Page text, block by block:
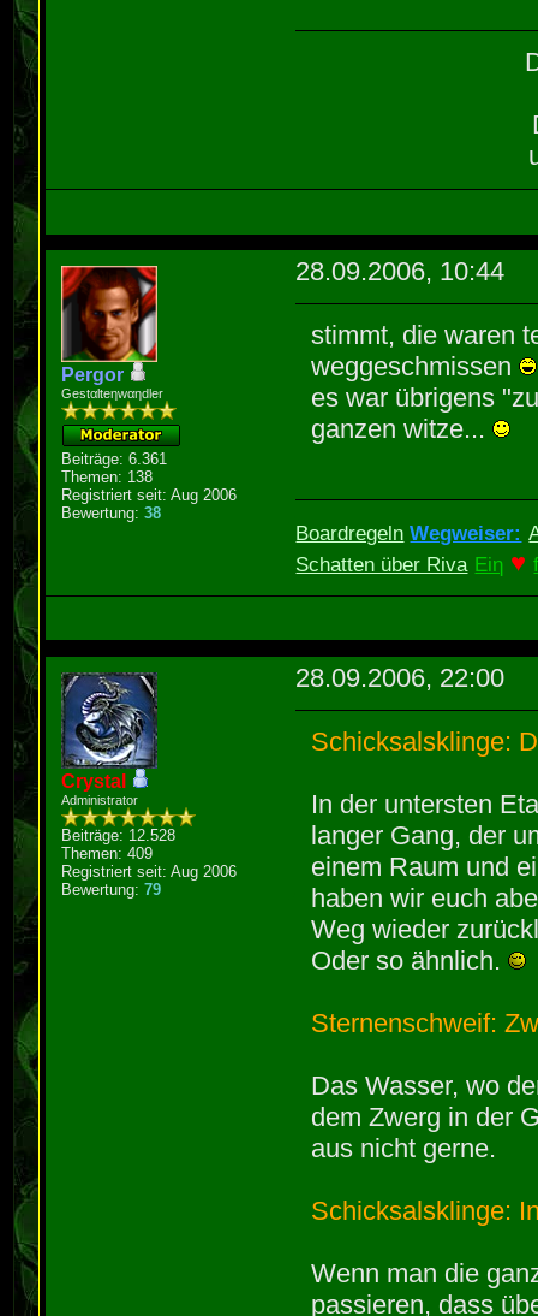
Pergor
Gestαlteηwαηdler
Beiträge: 6.361
Themen: 138
Registriert seit: Aug 2006
Bewertung:38
28.09.2006, 10:44
stimmt, die waren
weggeschmissen
es war übrigens
ganzen witze...
Boardregeln Wegweiser:
Schatten über Riva Eiη ♥
Crystal
Administrator
Beiträge: 12.528
Themen: 409
Registriert seit: Aug 2006
Bewertung:79
28.09.2006, 22:00
Schicksalsklinge:
In der untersten
langer Gang, der
einem Raum und
haben wir euch
Weg wieder
Oder so ähnlich.
Sternenschweif:
Das Wasser, wo
dem Zwerg in der
aus nicht gerne.
Schicksalsklinge:
Wenn man die
passieren, dass